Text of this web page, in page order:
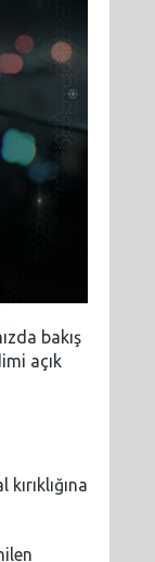
bakış
açık